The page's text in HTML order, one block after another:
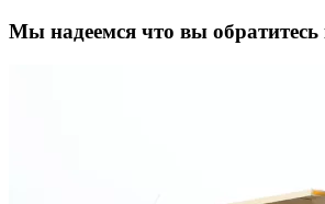
Мы надеемся что вы обратитесь